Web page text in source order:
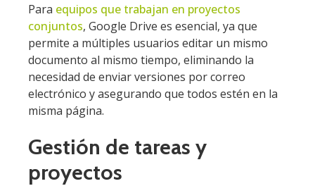
Para equipos que trabajan en proyectos
conjuntos, Google Drive es esencial, ya que
permite a múltiples usuarios editar un mismo
documento al mismo tiempo, eliminando la
necesidad de enviar versiones por correo
electrónico y asegurando que todos estén en la
misma página.
Gestión de tareas y
proyectos